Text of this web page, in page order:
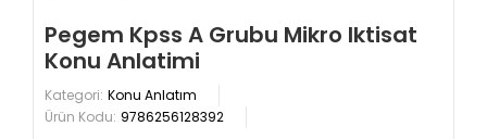
Pegem Kpss A Grubu Mikro Iktisat
Konu Anlatimi
Kategori: Konu Anlatım
Ürün Kodu: 9786256128392